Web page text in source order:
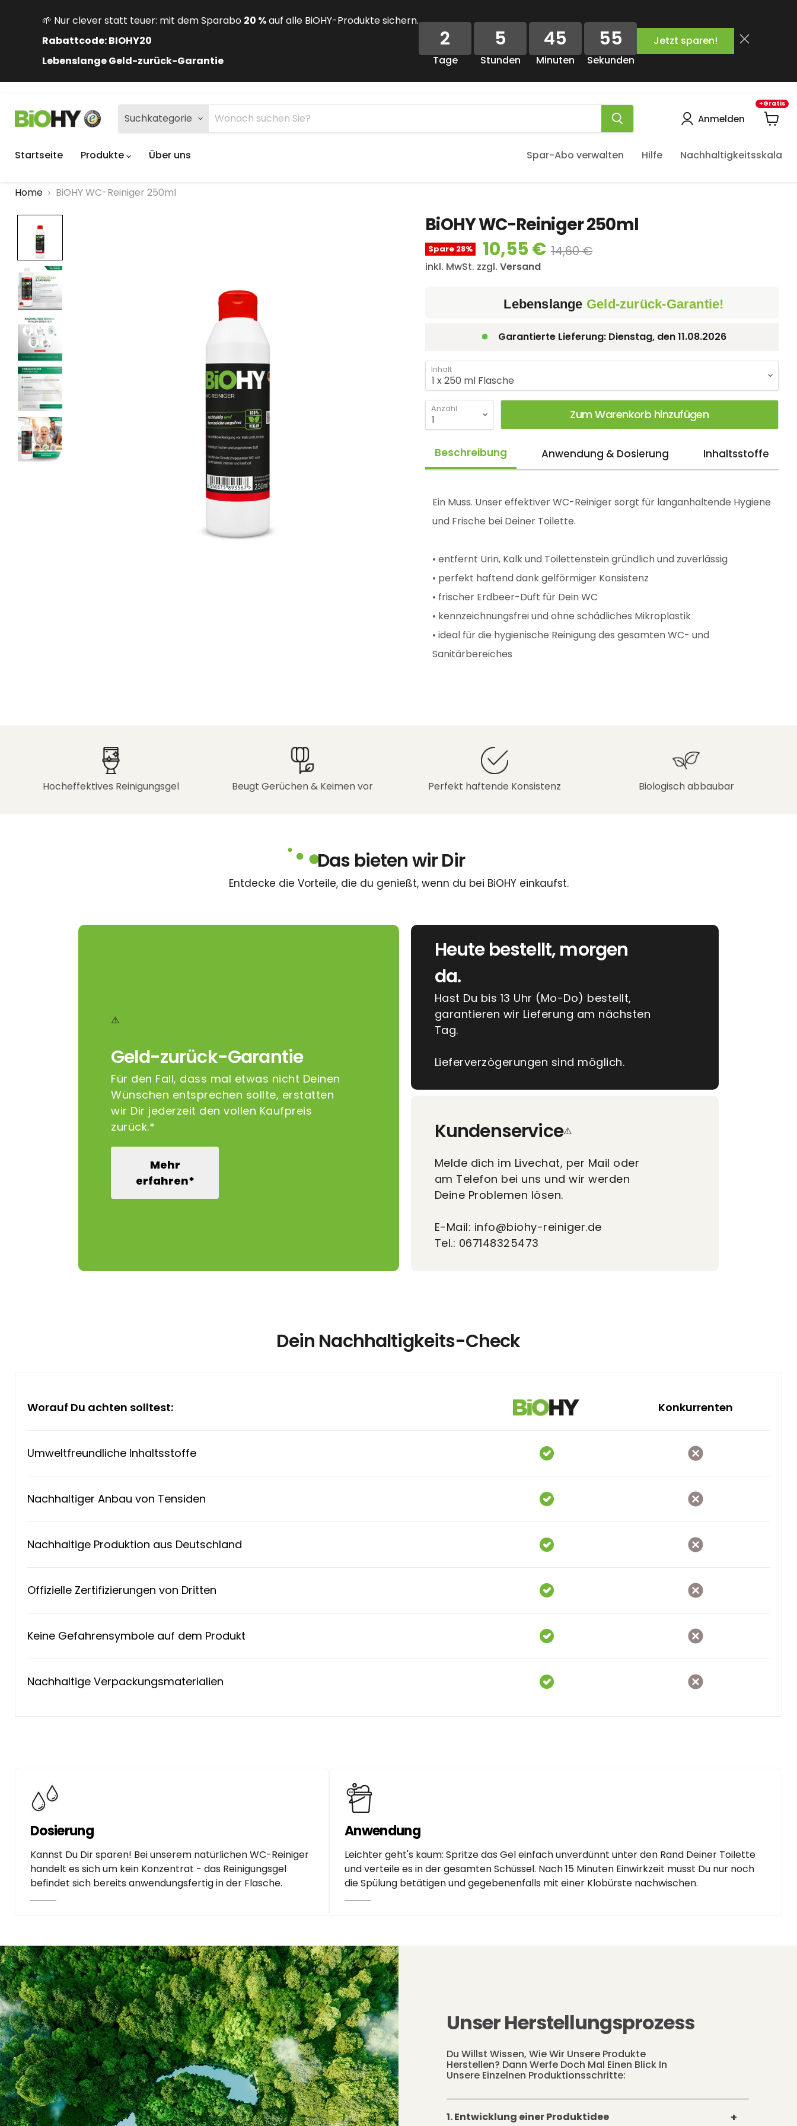
🌱 Nur clever statt teuer: mit dem Sparabo 20 %auf alle BiOHY-Produkte sichern.
Rabattcode: BIOHY20
Lebenslange Geld-zurück-Garantie
2
Tage
5
Stunden
45
Minuten
54
Sekunden
Jetzt sparen!
Suchkategorie Anmelden
+Gratis
Startseite
Produkte Über uns Spar-Abo verwalten Hilfe Nachhaltigkeitsskala
Home BiOHY WC-Reiniger 250ml
BiOHY WC-Reiniger 250ml
Spare 28% 10,55 € 14,60 €
inkl. MwSt. zzgl.Versand
Lebenslange Geld-zurück-Garantie!
Garantierte Lieferung: Dienstag, den11.08.2026
Inhalt
Anzahl Zum Warenkorb hinzufügen
Beschreibung Anwendung & Dosierung Inhaltsstoffe
Ein Muss. Unser effektiver WC-Reiniger sorgt für langanhaltende Hygiene
und Frische bei Deiner Toilette.
• entfernt Urin, Kalk und Toilettenstein gründlich und zuverlässig
• perfekt haftend dank gelförmiger Konsistenz
• frischer Erdbeer-Duft für Dein WC
• kennzeichnungsfrei und ohne schädliches Mikroplastik
• ideal für die hygienische Reinigung des gesamten WC- und
Sanitärbereiches
Hocheffektives Reinigungsgel Beugt Gerüchen & Keimen vor Perfekt haftende Konsistenz Biologisch abbaubar
Das bieten wir Dir
Entdecke die Vorteile, die du genießt, wenn du bei BiOHY einkaufst.
Geld-zurück-Garantie
Für den Fall, dass mal etwas nicht Deinen
Wünschen entsprechen sollte, erstatten
wir Dir jederzeit den vollen Kaufpreis
zurück.*
Mehr
erfahren*
Heute bestellt, morgen
da.
Hast Du bis 13 Uhr (Mo-Do) bestellt,
garantieren wir Lieferung am nächsten
Tag.
Lieferverzögerungen sind möglich.
Kundenservice
Melde dich im Livechat, per Mail oder
am Telefon bei uns und wir werden
Deine Problemen lösen.
E-Mail: info@biohy-reiniger.de
Tel.: 067148325473
Dein Nachhaltigkeits-Check
Worauf Du achten solltest: Konkurrenten
Umweltfreundliche Inhaltsstoffe
Nachhaltiger Anbau von Tensiden
Nachhaltige Produktion aus Deutschland
Offizielle Zertifizierungen von Dritten
Keine Gefahrensymbole auf dem Produkt
Nachhaltige Verpackungsmaterialien
Dosierung
Kannst Du Dir sparen! Bei unserem natürlichen WC-Reiniger
handelt es sich um kein Konzentrat - das Reinigungsgel
befindet sich bereits anwendungsfertig in der Flasche.
Anwendung
Leichter geht's kaum: Spritze das Gel einfach unverdünnt unter den Rand Deiner Toilette
und verteile es in der gesamten Schüssel. Nach 15 Minuten Einwirkzeit musst Du nur noch
die Spülung betätigen und gegebenenfalls mit einer Klobürste nachwischen.
Unser Herstellungsprozess
Du Willst Wissen, Wie Wir Unsere Produkte
Herstellen? Dann Werfe Doch Mal Einen Blick In
Unsere Einzelnen Produktionsschritte:
1. Entwicklung einer Produktidee